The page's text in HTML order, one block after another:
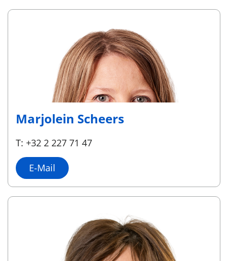
Marjolein Scheers
T: +32 2 227 71 47
E-Mail